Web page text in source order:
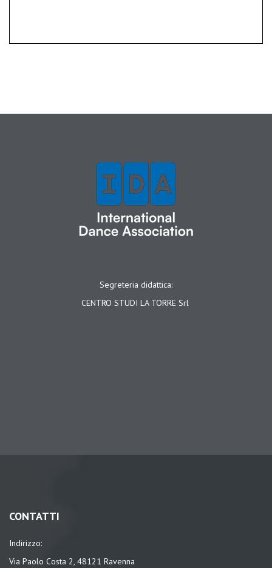
Segreteria didattica:
CENTRO STUDI LA TORRE Srl
CONTATTI
Indirizzo:
Via Paolo Costa 2, 48121 Ravenna